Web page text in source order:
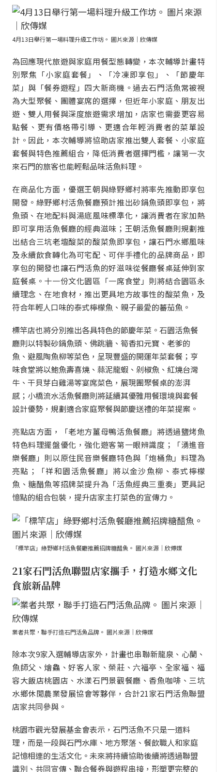
4月13日舉行第一場料理升級工作坊。 圖片來源｜欣傳媒
為回應現代旅遊與家庭用餐型態轉變，本次輔導計畫特
別聚焦「小家庭套餐」、「冷凍即享包」、「節慶年
菜」與「餐券遊程」四大新商機。過去石門活魚常被視
為大型聚餐、團體宴席的選擇，但近年小家庭、朋友出
遊、雙人用餐與深度旅遊需求增加，店家也需要更容易
點餐、更有價格帶引導、更適合年輕消費者的菜單設
計。因此，本次輔導將協助店家推出雙人套餐、小家庭
套餐與特色推薦組合，降低消費者選擇門檻，讓第一次
來石門的旅客也能輕鬆品味活魚料理。
在商品化方面，優選王朝與綠野鄉村將率先推動即享包
開發。綠野鄉村活魚餐廳預計推出砂鍋魚頭即享包，將
魚頭、在地配料與湯底風味標準化，讓消費者在家加熱
即可享用活魚餐廳的經典滋味；王朝活魚餐廳則規劃推
出結合三坑老壇酸菜的酸菜魚即享包，讓石門水鄉風味
及永續飲食轉化為可宅配、可伴手禮化的品牌商品，即
享包的開發也讓石門活魚的好滋味從餐廳餐桌延伸到家
庭餐桌。十一份文化園區「一席食堂」則將結合園區永
續理念、在地食材，推出更具地方故事性的酸菜魚，及
符合年輕人口味的泰式檸檬魚、親子最愛的蕃茄魚。
標竿店也將分別推出各具特色的節慶年菜。石園活魚餐
廳則以特製砂鍋魚頭、佛跳牆、筍香扣元寶、老爹的
魚、避風陶魚柳等菜色，呈現豐盛的開運年菜套餐；亨
味食堂將以鮑魚壽喜燒、蒜泥龍蝦、剁椒魚、紅燒台灣
牛、干貝芽白雞湯等宴席菜色，展現團聚餐桌的澎湃
感；小橋流水活魚餐廳則將延續其優雅用餐環境與套餐
設計優勢，規劃適合家庭聚餐與節慶送禮的年菜提案。
亮點店方面，「老地方薑母鴨活魚餐廳」將透過鹽烤魚
特色料理擺盤優化，強化遊客第一眼辨識度；「湧進音
樂餐廳」則以原住民音樂餐廳特色與「炮桶魚」料理為
亮點；「祥和園活魚餐廳」將以金沙魚柳、泰式檸檬
魚、糖醋魚等招牌菜提升為「活魚經典三重奏」更具記
憶點的組合包裝，提升店家主打菜色的宣傳力。
「標竿店」綠野鄉村活魚餐廳推薦招牌糖醋魚。 圖片來源｜欣傅媒
21家石門活魚聯盟店家攜手，打造水鄉文化
食旅新品牌
業者共聚，聯手打造石門活魚品牌。 圖片來源｜欣傳媒
除本次9家入選輔導店家外，計畫也串聯新龍泉、心蘭、
魚師父、燴鱻、好客人家、榮莊、六福亭、全家福、福
容大飯店桃園店、水漾石門景觀餐廳、香魚咖啡、三坑
水鄉休閒農業發展協會等夥伴，合計21家石門活魚聯盟
店家共同參與。
桃園市觀光發展基金會表示，石門活魚不只是一道料
理，而是一段與石門水庫、地方聚落、餐飲職人和家庭
記憶相連的生活文化。未來將持續協助後續將透過聯盟
識別、共同宣傳、聯合餐券與遊程串接，形塑更完整的